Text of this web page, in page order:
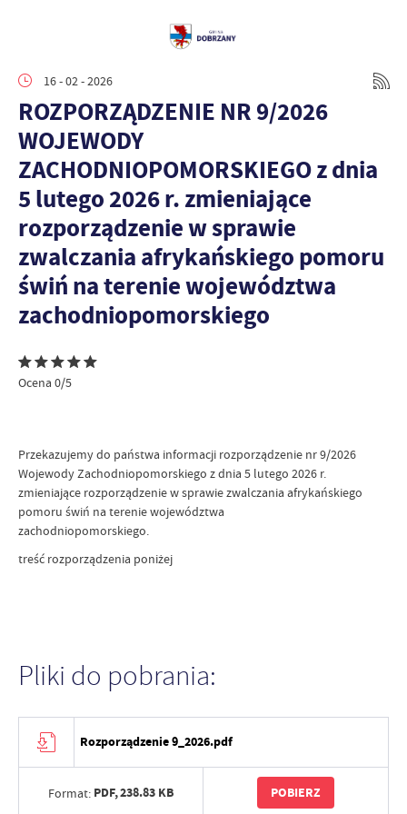
16 - 02 - 2026
ROZPORZĄDZENIE NR 9/2026
WOJEWODY
ZACHODNIOPOMORSKIEGO z dnia
5 lutego 2026 r. zmieniające
rozporządzenie w sprawie
zwalczania afrykańskiego pomoru
świń na terenie województwa
zachodniopomorskiego
Ocena 0/5
Przekazujemy do państwa informacji rozporządzenie nr 9/2026
Wojewody Zachodniopomorskiego z dnia 5 lutego 2026 r.
zmieniające rozporządzenie w sprawie zwalczania afrykańskiego
pomoru świń na terenie województwa
zachodniopomorskiego.
treść rozporządzenia poniżej
Pliki do pobrania:
Rozporządzenie 9_2026.pdf
Format: PDF,238.83 KB POBIERZ